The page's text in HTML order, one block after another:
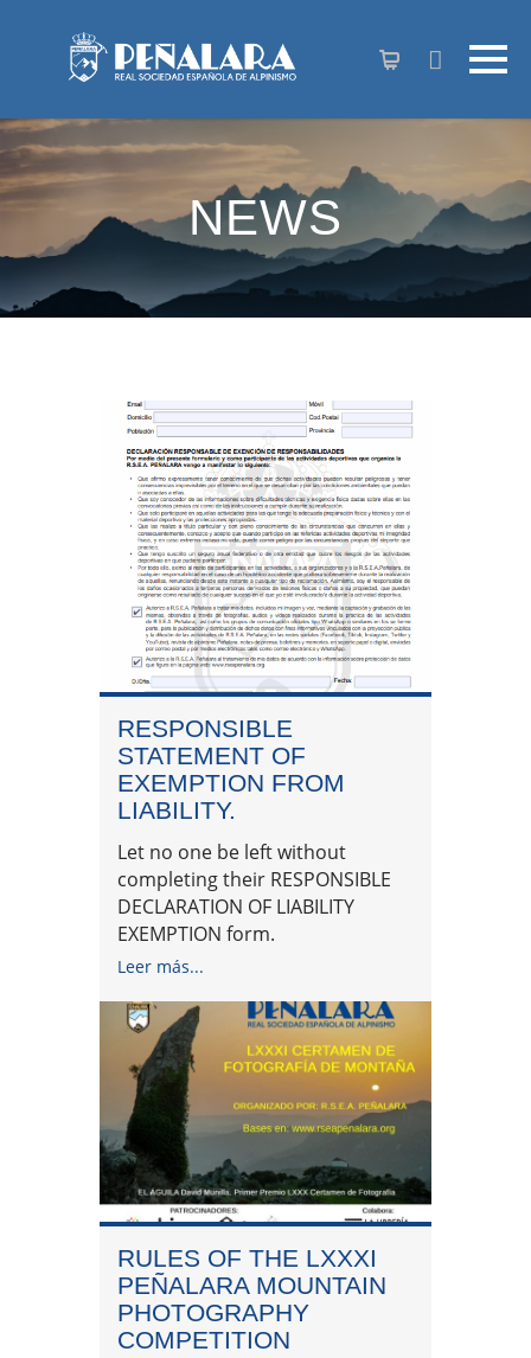
NEWS
RESPONSIBLE
STATEMENT OF
EXEMPTION FROM
LIABILITY.
Let no one be left without
completing their RESPONSIBLE
DECLARATION OF LIABILITY
EXEMPTION form.
Leer más...
RULES OF THE LXXXI
PEÑALARA MOUNTAIN
PHOTOGRAPHY
COMPETITION